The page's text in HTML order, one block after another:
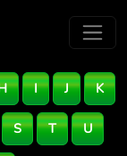
I J K
S T U